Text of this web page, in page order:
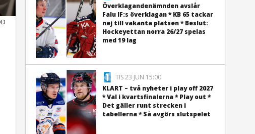
Överklagandenämnden avslår
Falu IF:s överklagan * KB 65 tackar
nej till vakanta platsen * Beslut:
Hockeyettan norra 26/27 spelas
med 19 lag
TIS 23 JUN 15:00
KLART – två nyheter i play off 2027
* Val i kvartsfinalerna * Play out *
Det gäller runt strecken i
tabellerna * Så avgörs slutspelet